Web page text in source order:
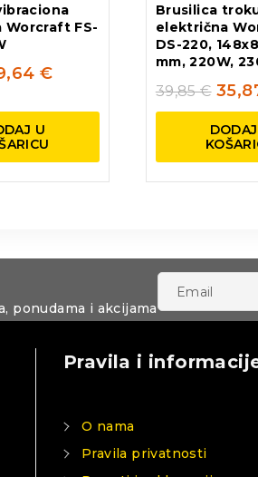
FS-
€
U
Brusilica
električna
DS-220,
mm, 220W,
39,85€
ponudama i akcijama
Pravila i
O nama
Pravila privatnosti